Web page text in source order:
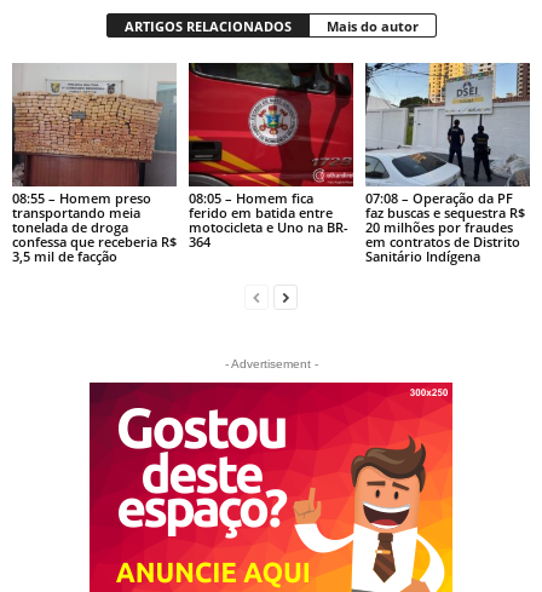
ARTIGOS RELACIONADOS Mais do autor
08:55 – Homem preso
transportando meia
tonelada de droga
confessa que receberia R$
3,5 mil de facção
08:05 – Homem fica
ferido em batida entre
motocicleta e Uno na BR-
364
07:08 – Operação da PF
faz buscas e sequestra R$
20 milhões por fraudes
em contratos de Distrito
Sanitário Indígena
- Advertisement -